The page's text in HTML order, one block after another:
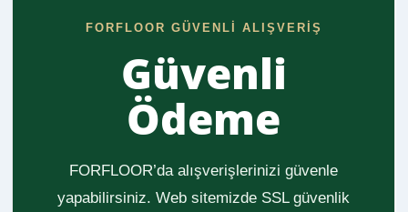
FORFLOOR GÜVENLİ ALIŞVERİŞ
Güvenli
Ödeme
FORFLOOR’da alışverişlerinizi güvenle
yapabilirsiniz. Web sitemizde SSL güvenlik